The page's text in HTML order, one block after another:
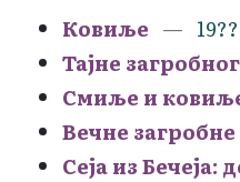
Ковиље
Тајне
Смиље и
Вечне загробне
Сеја из Бечеја: